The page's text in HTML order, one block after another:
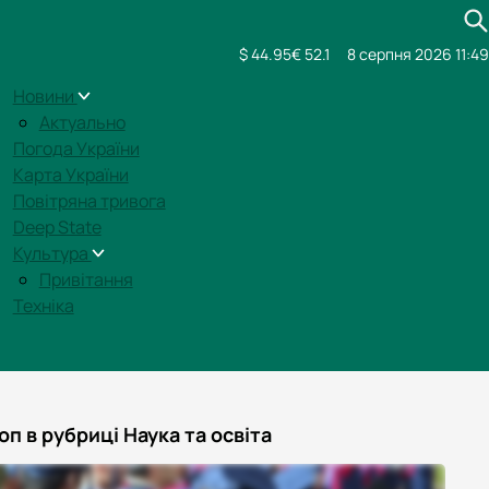
Новини
Актуально
Погода України
Карта України
Повітряна тривога
Deep State
Культура
Привітання
Техніка
$ 44.95€ 52.1 8 серпня 2026 11:49
в рубриці Наука та освіта